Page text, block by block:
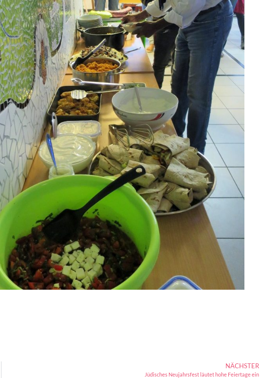
NÄCHSTER
Jüdisches Neujahrsfest läutet hohe Feiertage ein